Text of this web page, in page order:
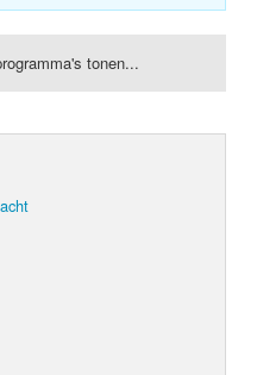
tonen...